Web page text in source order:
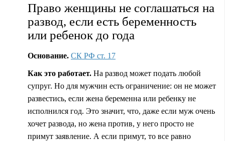
Право женщины не соглашаться на
развод, если есть беременность
или ребенок до года
Основание. СК РФ ст. 17
Как это работает. На развод может подать любой
супруг. Но для мужчин есть ограничение: он не может
развестись, если жена беременна или ребенку не
исполнился год. Это значит, что, даже если муж очень
хочет развода, но жена против, у него просто не
примут заявление. А если примут, то все равно